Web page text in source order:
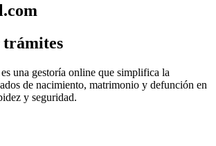
trámites
es una gestoría online que simplifica la
de nacimiento, matrimonio y defunción en
y seguridad.